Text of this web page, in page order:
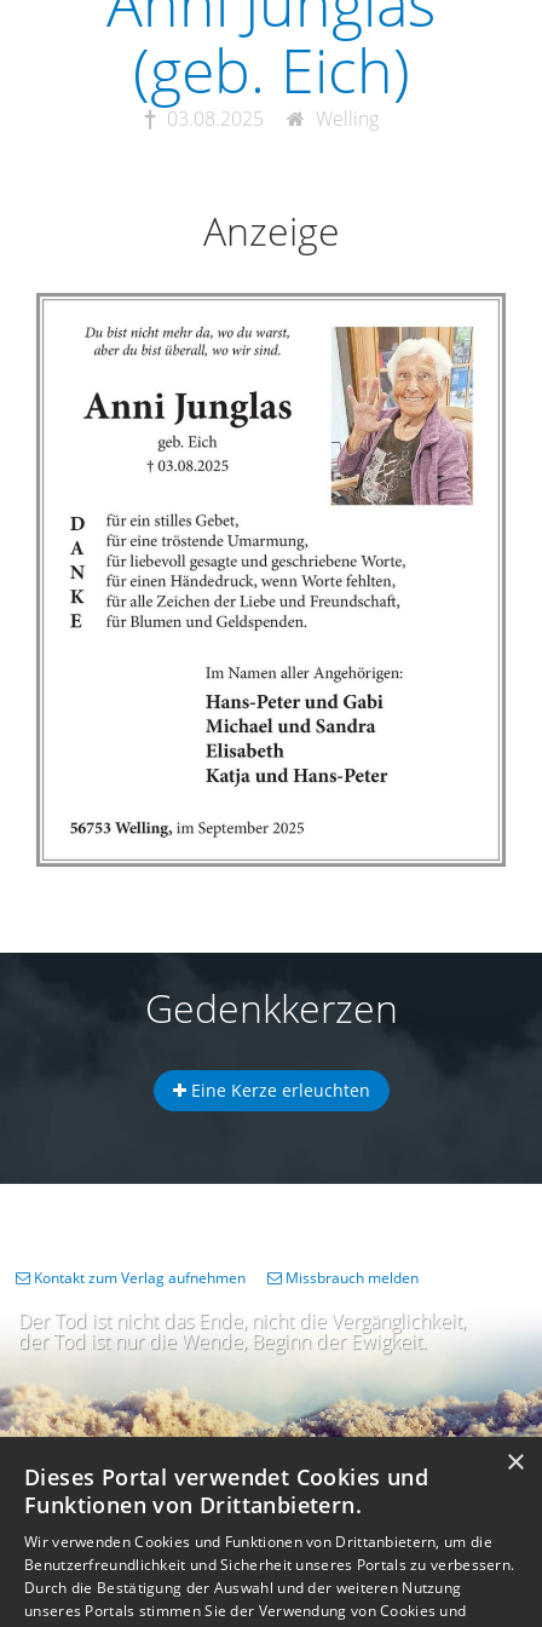
(geb. Eich)
03.08.2025 Welling
Anzeige
Gedenkkerzen
Eine Kerze erleuchten
Der Tod ist nicht das Ende, nicht die Vergänglichkeit,
der Tod ist nur die Wende, Beginn der Ewigkeit.
Kontakt zum Verlag aufnehmen Missbrauch melden
Impressum Nutzungsbedingungen Datenschutz
AGB
×
Dieses Portal verwendet Cookies und
Funktionen von Drittanbietern.
Wir verwenden Cookies und Funktionen von Drittanbietern, um die
Benutzerfreundlichkeit und Sicherheit unseres Portals zu verbessern.
Durch die Bestätigung der Auswahl und der weiteren Nutzung
unseres Portals stimmen Sie der Verwendung von Cookies und